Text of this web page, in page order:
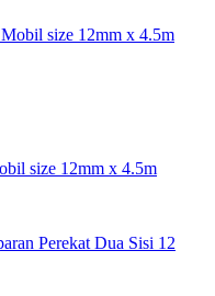
size 12mm x 4.5m